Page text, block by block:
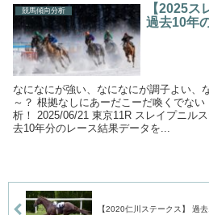
競馬傾向分析
【2025ス
過去10年
なになにが強い、なになにが調子よい、
～？ 根拠なしにあーだこーだ喚くでな
析！ 2025/06/21 東京11R スレイプニル
去10年分のレース結果データを...
【2020仁川ステークス】 過